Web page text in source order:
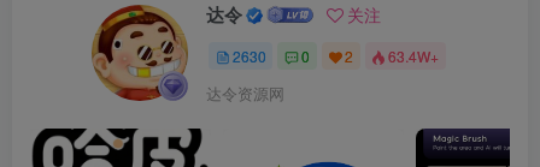
达令 关注
2630 0 2 63.4W+
达令资源网